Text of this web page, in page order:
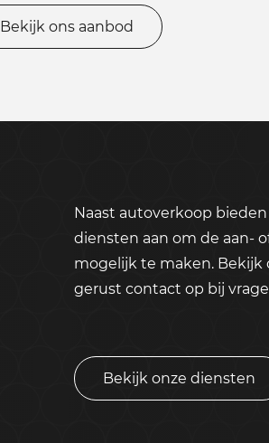
Bekijk ons aanbod
Naast autoverkoop
diensten aan om de aan-
mogelijk te maken. Bekijk
gerust contact op bij
Bekijk onze diensten